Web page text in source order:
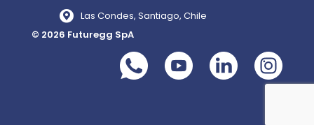
Las Condes, Santiago, Chile
© 2026 Futuregg SpA